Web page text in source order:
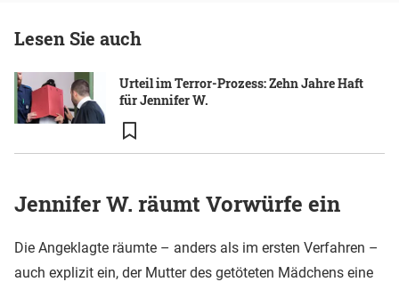
Lesen Sie auch
Urteil im Terror-Prozess: Zehn Jahre Haft
für Jennifer W.
Jennifer W. räumt Vorwürfe ein
Die Angeklagte räumte – anders als im ersten Verfahren –
auch explizit ein, der Mutter des getöteten Mädchens eine